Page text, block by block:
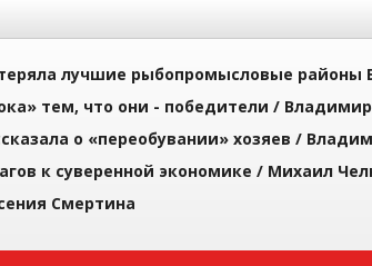
лучшие рыбопромысловые районы
тем, что они - победители /
о «переобувании» хозяев /
к суверенной экономике / Михаил
Смертина